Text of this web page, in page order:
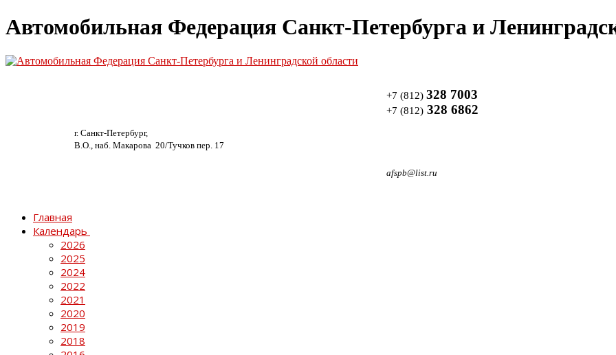
Автомобильная Федерация Санкт-Петербурга и
г. Санкт-Петербург,
В.О., наб. Макарова 20/Тучков пер. 17
+7 (812) 328 7003
+7 (812) 328 6862
afspb@list.ru
Главная
Календарь
2026
2025
2024
2022
2021
2020
2019
2018